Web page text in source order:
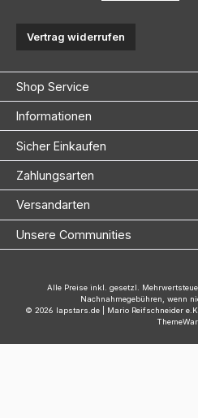
Vertrag widerrufen
Shop Service
Informationen
Sicher Einkaufen
Zahlungsarten
Versandarten
Unsere Communities
Alle Preise inkl. gesetzl.
Nachnahmegebühren, wenn
© 2026 lapstars.de | Mario Reifschneider